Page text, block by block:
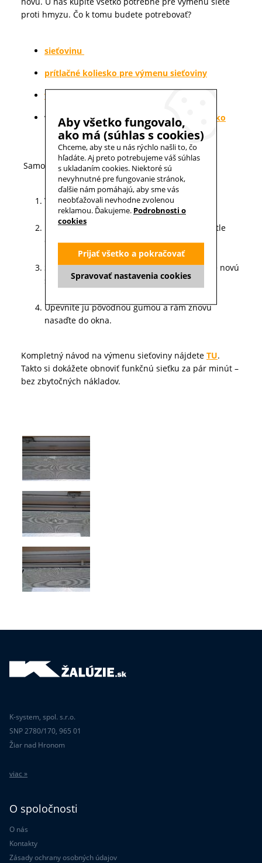
proti hmyzu. Čo k tomu budete potrebovať?
sieťovinu
prítlačné koliesko pre výmenu sieťoviny
vypínaciu gumu
v prípade potreby aj novépomocné madielko
pre montáž siete.
Samotná výmena je jednoduchá:
Vyberte rám sieťky z okna.
Pomocou skrutkovača alebo plastovej špachtle
odstráňte tesniacu gumu.
Starú sieťku vytiahnite a namiesto nej vložte novú
sieťovinu.
Upevnite ju pôvodnou gumou a rám znovu
nasaďte do okna.
Kompletný návod na výmenu sieťoviny nájdete TU.
Takto si dokážete obnoviť funkčnú sieťku za pár minút –
bez zbytočných nákladov.
K-system, spol. s.r.o.
SNP 2780/170, 965 01
Žiar nad Hronom
viac »
O spoločnosti
O nás
Kontakty
Zásady ochrany osobných údajov
Aby všetko fungovalo,
ako má (súhlas s cookies)
Chceme, aby ste u nás rýchlo našli to, čo
hľadáte. Aj preto potrebujeme váš súhlas
s ukladaním cookies. Niektoré sú
nevyhnutné pre fungovanie stránok,
ďalšie nám pomáhajú, aby sme vás
neobťažovali nevhodne zvolenou
reklamou. Ďakujeme. Podrobnosti o
cookies
Spravovať nastavenia cookies
Prijať všetko a pokračovať